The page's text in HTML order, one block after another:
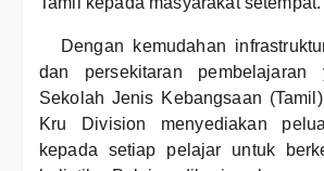
Dengan kemudahan
dan persekitaran pembelajaran
Sekolah Jenis Kebangsaan
Kru Division menyediakan
kepada setiap pelajar untuk